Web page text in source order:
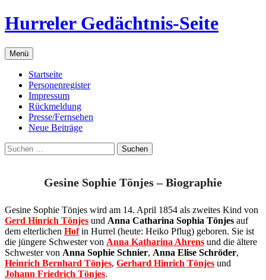
Zum
Inhalt
Hurreler Gedächtnis-Seite
Menü
Startseite
Personenregister
Impressum
Rückmeldung
Presse/Fernsehen
Neue Beiträge
Suchen
nach:
Gesine Sophie Tönjes – Biographie
Gesine Sophie Tönjes wird am 14. April 1854 als zweites Kind von
Gerd Hinrich Tönjes und Anna Catharina Sophia Tönjes auf
dem elterlichen Hofin Hurrel (heute: Heiko Pflug) geboren. Sie ist
die jüngere Schwester von Anna Katharina Ahrens und die ältere
Schwester von Anna Sophie Schnier, Anna Elise Schröder,
Heinrich Bernhard Tönjes, Gerhard Hinrich Tönjes und
Johann Friedrich Tönjes.